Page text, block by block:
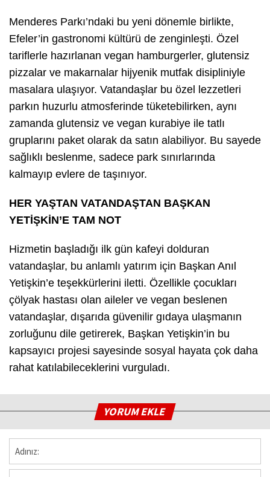
Menderes Parkı’ndaki bu yeni dönemle birlikte,
Efeler’in gastronomi kültürü de zenginleşti. Özel
tariflerle hazırlanan vegan hamburgerler, glutensiz
pizzalar ve makarnalar hijyenik mutfak disipliniyle
masalara ulaşıyor. Vatandaşlar bu özel lezzetleri
parkın huzurlu atmosferinde tüketebilirken, aynı
zamanda glutensiz ve vegan kurabiye ile tatlı
gruplarını paket olarak da satın alabiliyor. Bu sayede
sağlıklı beslenme, sadece park sınırlarında
kalmayıp evlere de taşınıyor.
HER YAŞTAN VATANDAŞTAN BAŞKAN
YETİŞKİN’E TAM NOT
Hizmetin başladığı ilk gün kafeyi dolduran
vatandaşlar, bu anlamlı yatırım için Başkan Anıl
Yetişkin’e teşekkürlerini iletti. Özellikle çocukları
çölyak hastası olan aileler ve vegan beslenen
vatandaşlar, dışarıda güvenilir gıdaya ulaşmanın
zorluğunu dile getirerek, Başkan Yetişkin’in bu
kapsayıcı projesi sayesinde sosyal hayata çok daha
rahat katılabileceklerini vurguladı.
YORUM EKLE